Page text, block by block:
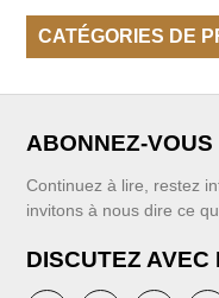
CATÉGORIES DE
ABONNEZ-
Continuez à lire, restez
invitons à nous dire ce
DISCUTEZ AVEC